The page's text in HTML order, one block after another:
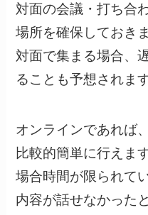
対面の会議・打ち合
場所を確保しておき
対面で集まる場合、
ることも予想されます
オンラインであれば
比較的簡単に行えま
場合時間が限られて
内容が話せなかった